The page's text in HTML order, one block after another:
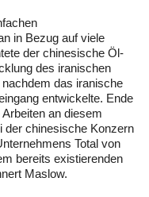
in Bezug auf viele
der chinesische Öl-
des iranischen
das iranische
entwickelte. Ende
an diesem
der chinesische Konzern
Total von
bereits existierenden
Maslow.